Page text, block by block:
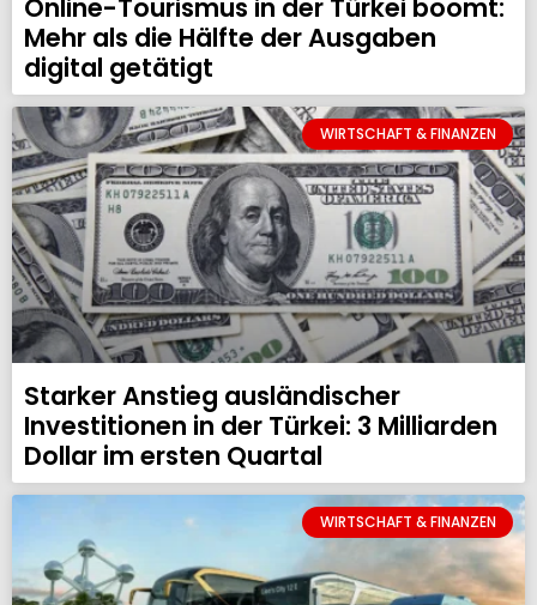
Online-Tourismus in der Türkei boomt:
Mehr als die Hälfte der Ausgaben
digital getätigt
WIRTSCHAFT & FINANZEN
Starker Anstieg ausländischer
Investitionen in der Türkei: 3 Milliarden
Dollar im ersten Quartal
WIRTSCHAFT & FINANZEN